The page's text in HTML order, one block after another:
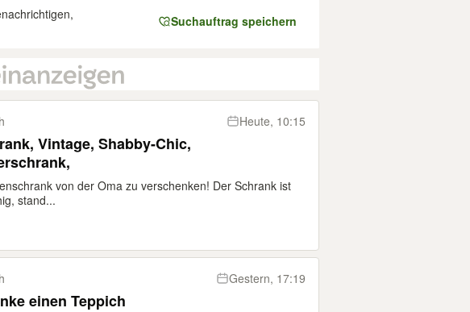
Suchauftrag speichern
Heute, 10:15
Vintage, Shabby-Chic,
von der Oma zu verschenken! Der Schrank ist
stand...
Gestern, 17:19
einen Teppich